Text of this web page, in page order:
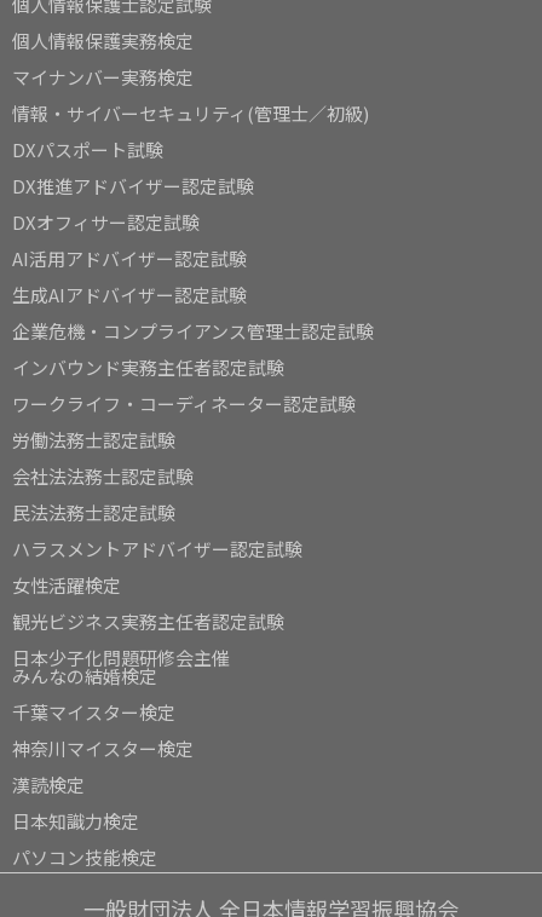
個人情報保護実務検定
マイナンバー実務検定
情報・サイバーセキュリティ(管理士／初級)
DXパスポート試験
DX推進アドバイザー認定試験
DXオフィサー認定試験
AI活用アドバイザー認定試験
生成AIアドバイザー認定試験
企業危機・コンプライアンス管理士認定試験
インバウンド実務主任者認定試験
ワークライフ・コーディネーター認定試験
労働法務士認定試験
会社法法務士認定試験
民法法務士認定試験
ハラスメントアドバイザー認定試験
女性活躍検定
観光ビジネス実務主任者認定試験
日本少子化問題研修会主催
みんなの結婚検定
千葉マイスター検定
神奈川マイスター検定
漢読検定
日本知識力検定
パソコン技能検定
一般財団法人 全日本情報学習振興協会